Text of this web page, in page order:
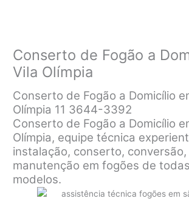
Conserto de Fogão a
Vila Olímpia
Conserto de Fogão a Domicílio
Olímpia 11 3644-3392
Conserto de Fogão a Domicílio
Olímpia, equipe técnica
instalação, conserto,
manutenção em fogões de
modelos.